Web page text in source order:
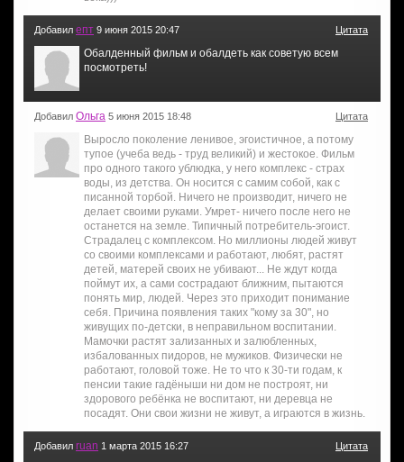
Добавил епт 9 июня 2015 20:47 Цитата
Обалденный фильм и обалдеть как советую всем
посмотреть!
Добавил Ольга 5 июня 2015 18:48 Цитата
Выросло поколение ленивое, эгоистичное, а потому
тупое (учеба ведь - труд великий) и жестокое. Фильм
про одного такого ублюдка, у него комплекс - страх
воды, из детства. Он носится с самим собой, как с
писанной торбой. Ничего не производит, ничего не
делает своими руками. Умрет- ничего после него не
останется на земле. Типичный потребитель-эгоист.
Страдалец с комплексом. Но миллионы людей живут
со своими комплексами и работают, любят, растят
детей, матерей своих не убивают... Не ждут когда
поймут их, а сами сострадают ближним, пытаются
понять мир, людей. Через это приходит понимание
себя. Причина появления таких "кому за 30", но
живущих по-детски, в неправильном воспитании.
Мамочки растят зализанных и залюбленных,
избалованных пидоров, не мужиков. Физически не
работают, головой тоже. Не то что к 30-ти годам, к
пенсии такие гадёныши ни дом не построят, ни
здорового ребёнка не воспитают, ни деревца не
посадят. Они свои жизни не живут, а играются в жизнь.
Добавил ruan 1 марта 2015 16:27 Цитата